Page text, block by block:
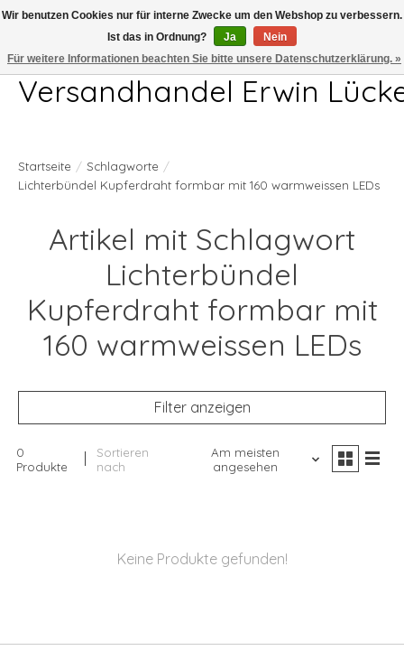
Telefon 04407 715872 MO-DO 7.00-17.00Uhr FR 7.00-13.00Uhr
Versandhandel Erwin
Startseite / Schlagworte /
Lichterbündel Kupferdraht formbar mit 160 warmweissen LEDs
Artikel mit Schlagwort
Lichterbündel
Kupferdraht formbar mit
160 warmweissen LEDs
Filter anzeigen
0
Produkte
Sortieren
nach
Am meisten
angesehen
Keine Produkte gefunden!
Wir benutzen Cookies nur für interne Zwecke um den Webshop zu verbessern.
Ist das in Ordnung?
Ja
Nein
Für weitere Informationen beachten Sie bitte unsere Datenschutzerklärung. »